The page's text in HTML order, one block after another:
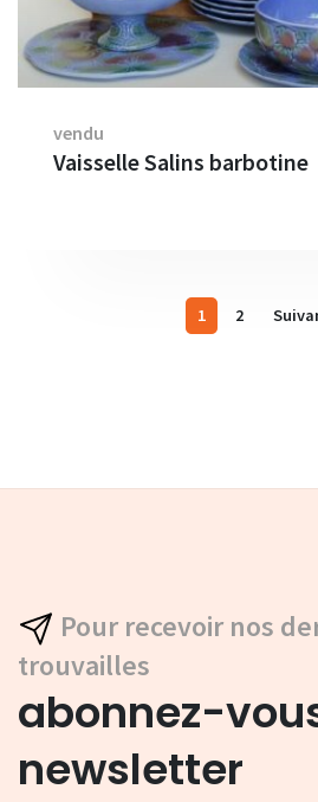
vendu
Vaisselle Salins barbotine
1 2
Pour recevoir nos
trouvailles
abonnez-
newsletter